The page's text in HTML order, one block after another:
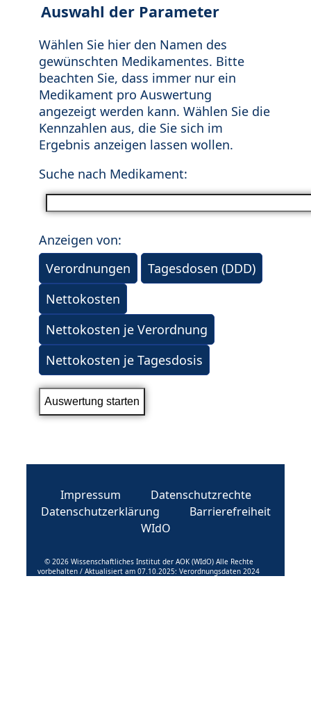
Auswahl der Parameter
Wählen Sie hier den Namen des
gewünschten Medikamentes. Bitte
beachten Sie, dass immer nur ein
Medikament pro Auswertung
angezeigt werden kann. Wählen Sie die
Kennzahlen aus, die Sie sich im
Ergebnis anzeigen lassen wollen.
Suche nach Medikament:
Anzeigen von:
Verordnungen
Tagesdosen (DDD)
Nettokosten
Nettokosten je Verordnung
Nettokosten je Tagesdosis
Impressum
Datenschutzrechte
Datenschutzerklärung
Barrierefreiheit
WIdO
© 2026 Wissenschaftliches Institut der AOK (WIdO) Alle Rechte
vorbehalten / Aktualisiert am 07.10.2025: Verordnungsdaten 2024